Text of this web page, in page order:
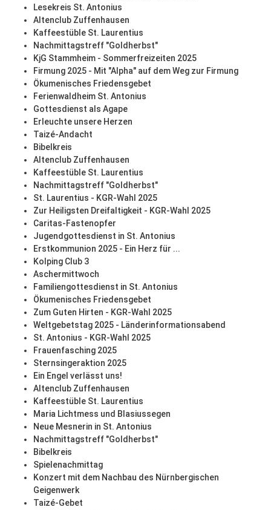
Lesekreis St. Antonius
Altenclub Zuffenhausen
Kaffeestüble St. Laurentius
Nachmittagstreff "Goldherbst"
KjG Stammheim - Sommerfreizeiten 2025
Firmung 2025 - Mit "Alpha" auf dem Weg zur Firmung
Ökumenisches Friedensgebet
Ferienwaldheim St. Antonius
Gottesdienst als Agape
Erleuchte unsere Herzen
Taizé-Andacht
Bibelkreis
Altenclub Zuffenhausen
Kaffeestüble St. Laurentius
Nachmittagstreff "Goldherbst"
St. Laurentius - KGR-Wahl 2025
Zur Heiligsten Dreifaltigkeit - KGR-Wahl 2025
Caritas-Fastenopfer
Jugendgottesdienst in St. Antonius
Erstkommunion 2025 - Ein Herz für ...
Kolping Club 3
Aschermittwoch
Familiengottesdienst in St. Antonius
Ökumenisches Friedensgebet
Zum Guten Hirten - KGR-Wahl 2025
Weltgebetstag 2025 - Länderinformationsabend
St. Antonius - KGR-Wahl 2025
Frauenfasching 2025
Sternsingeraktion 2025
Ein Engel verlässt uns!
Altenclub Zuffenhausen
Kaffeestüble St. Laurentius
Maria Lichtmess und Blasiussegen
Neue Mesnerin in St. Antonius
Nachmittagstreff "Goldherbst"
Bibelkreis
Spielenachmittag
Konzert mit dem Nachbau des Nürnbergischen
Geigenwerk
Taizé-Gebet